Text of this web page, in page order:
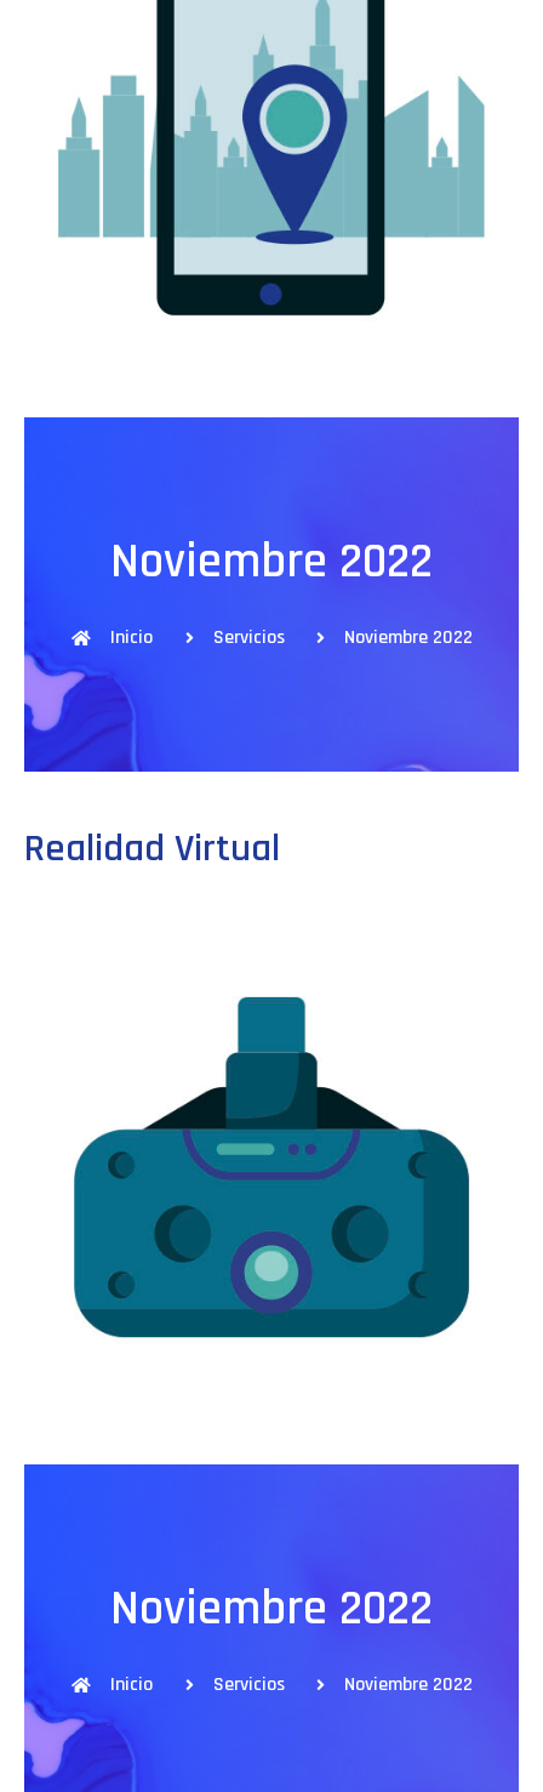
Noviembre 2022
Inicio Servicios Noviembre 2022
Realidad Virtual
Noviembre 2022
Inicio Servicios Noviembre 2022